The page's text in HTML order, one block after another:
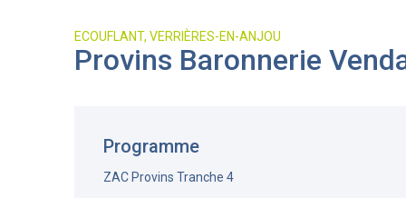
ECOUFLANT, VERRIÈRES-EN-ANJOU
Provins Baronnerie
Programme
ZAC Provins Tranche 4